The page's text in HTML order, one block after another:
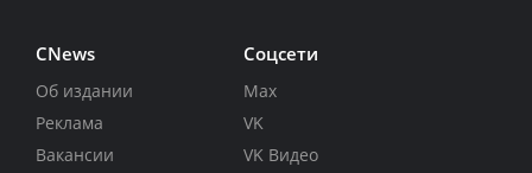
CNews
Об издании
Реклама
Вакансии
Соцсети
Max
VK
VK Видео